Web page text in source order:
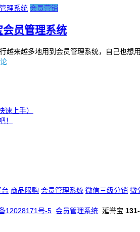
会员营销
员管理系统
越来越多地用到会员管理系统，自己也想
速上手）
！
商品限购 会员管理系统 微信三级分销 微
12028171号-5 会员管理系统 延誉宝